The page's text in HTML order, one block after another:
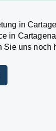
in
in
Sie uns noch